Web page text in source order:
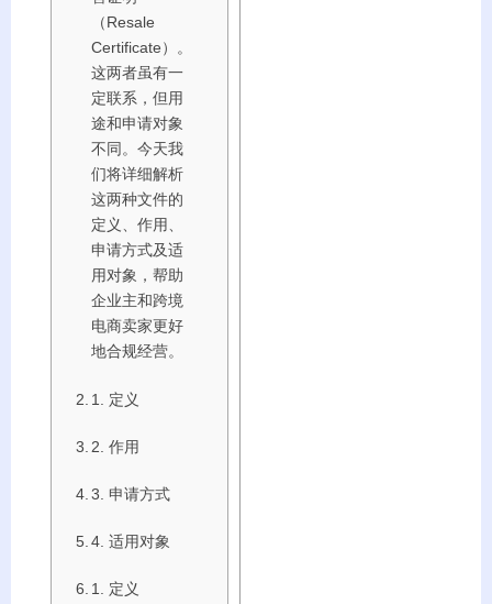
（Resale
Certificate）。
这两者虽有一
定联系，但用
途和申请对象
不同。今天我
们将详细解析
这两种文件的
定义、作用、
申请方式及适
用对象，帮助
企业主和跨境
电商卖家更好
地合规经营。
1. 定义
2. 作用
3. 申请方式
4. 适用对象
1. 定义